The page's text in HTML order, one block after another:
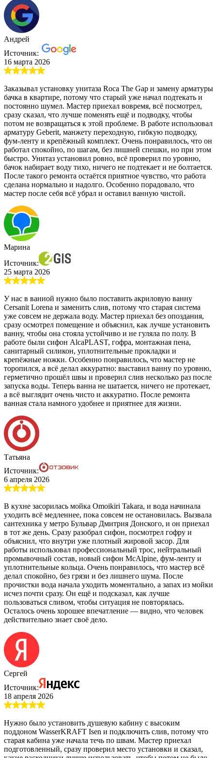
Андрей
Источник:
16 марта 2026
Заказывал установку унитаза Roca The Gap и замену арматуры
бачка в квартире, потому что старый уже начал подтекать и
постоянно шумел. Мастер приехал вовремя, всё посмотрел,
сразу сказал, что лучше поменять ещё и подводку, чтобы
потом не возвращаться к этой проблеме. В работе использовал
арматуру Geberit, манжету переходную, гибкую подводку,
фум-ленту и крепёжный комплект. Очень понравилось, что он
работал спокойно, по шагам, без лишней спешки, но при этом
быстро. Унитаз установил ровно, всё проверил по уровню,
бачок набирает воду тихо, ничего не подтекает и не болтается.
После такого ремонта остаётся приятное чувство, что работа
сделана нормально и надолго. Особенно порадовало, что
мастер после себя всё убрал и оставил ванную чистой.
Марина
Источник:
25 марта 2026
У нас в ванной нужно было поставить акриловую ванну
Cersanit Lorena и заменить слив, потому что старая система
уже совсем не держала воду. Мастер приехал без опоздания,
сразу осмотрел помещение и объяснил, как лучше установить
ванну, чтобы она стояла устойчиво и не гуляла по полу. В
работе были сифон AlcaPLAST, гофра, монтажная пена,
санитарный силикон, уплотнительные прокладки и
крепёжные ножки. Особенно понравилось, что мастер не
торопился, а всё делал аккуратно: выставил ванну по уровню,
герметично прошёл швы и проверил слив несколько раз после
запуска воды. Теперь ванна не шатается, ничего не протекает,
а всё выглядит очень чисто и аккуратно. После ремонта
ванная стала намного удобнее и приятнее для жизни.
Татьяна
Источник:
6 апреля 2026
В кухне засорилась мойка Omoikiri Takara, и вода начинала
уходить всё медленнее, пока совсем не остановилась. Вызвала
сантехника у метро Бульвар Дмитрия Донского, и он приехал
в тот же день. Сразу разобрал сифон, посмотрел гофру и
объяснил, что внутри уже плотный жировой засор. Для
работы использовал профессиональный трос, нейтральный
промывочный состав, новый сифон McAlpine, фум-ленту и
уплотнительные кольца. Очень понравилось, что мастер всё
делал спокойно, без грязи и без лишнего шума. После
прочистки вода начала уходить моментально, а запах из мойки
исчез почти сразу. Он ещё и подсказал, как лучше
пользоваться сливом, чтобы ситуация не повторялась.
Осталось очень хорошее впечатление — видно, что человек
действительно знает своё дело.
Сергей
Источник:
18 апреля 2026
Нужно было установить душевую кабину с высоким
поддоном WasserKRAFT Isen и подключить слив, потому что
старая кабина уже начала течь по швам. Мастер приехал
подготовленный, сразу проверил место установки и сказал,